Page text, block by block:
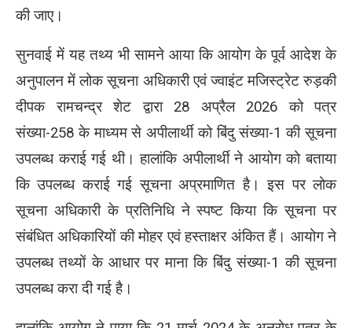
की जाए।
सुनवाई में यह तथ्य भी सामने आया कि आयोग के पूर्व आदेश के
अनुपालन में लोक सूचना अधिकारी एवं ज्वाइंट मजिस्ट्रेट रुड़की
दीपक रामचन्द्र शेट द्वारा 28 अप्रैल 2026 को पत्र
संख्या-258 के माध्यम से अपीलार्थी को बिंदु संख्या-1 की सूचना
उपलब्ध कराई गई थी। हालांकि अपीलार्थी ने आयोग को बताया
कि उपलब्ध कराई गई सूचना अप्रमाणित है। इस पर लोक
सूचना अधिकारी के प्रतिनिधि ने स्पष्ट किया कि सूचना पर
संबंधित अधिकारियों की मोहर एवं हस्ताक्षर अंकित हैं। आयोग ने
उपलब्ध तथ्यों के आधार पर माना कि बिंदु संख्या-1 की सूचना
उपलब्ध करा दी गई है।